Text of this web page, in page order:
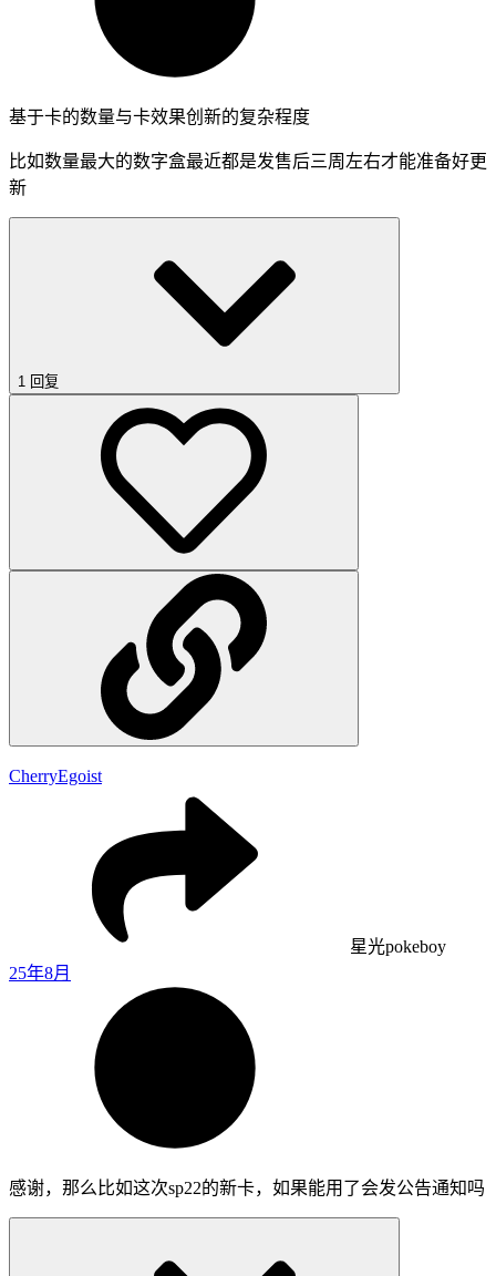
基于卡的数量与卡效果创新的复杂程度
比如数量最大的数字盒最近都是发售后三周左右才能准备好更
新
1 回复
CherryEgoist
星光pokeboy
25年8月
感谢，那么比如这次sp22的新卡，如果能用了会发公告通知吗